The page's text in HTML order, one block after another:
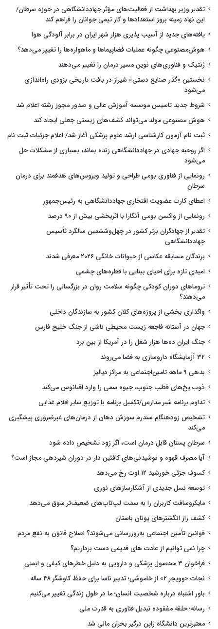
تقدیر وزیر بهداشت از فعالیت‌های مؤثر جهاددانشگاهی در حوزه سرطان/
این نهاد زمینه بروز استعدادها و کار تیمی جوانان را فراهم کند
یافته‌های جدید از آسیب پذیری هزار شهر ایران در برابر آلودگی هوا
هوش‌مصنوعی چگونه عملیات فضاپیماها و ماهواره‌ها را تغییر می‌دهد؟
ژنتیک و فناوری‌های نوین مسیر درمان را تغییر می‌دهند
نخستین «گذر صنایع دستی» شیراز در بافت تاریخی بزودی راه‌اندازی
می‌شود
شروط جدید تاسیس موسسه آموزش عالی و صدور مجوز رشته اعلام شد
هوش مصنوعی مولد می‌تواند کشف‌های زیستی جعلی ایجاد کند
ثبت نام آزمون کارشناسی ارشد علوم پزشکی آغاز شد/ اعلام جزئیات ثبت نام
اگر روحیه جهادی در جهاددانشگاهی زنده بماند، بسیاری از مشکلات حل
می‌شود
رونمایی از فناوری بومی طراحی و تولید ویروس‌های هدفمند برای درمان
سرطان
اعطای کارت عضویت افتخاری جهاددانشگاهی به رئیس‌جمهور
رونمایی از واکسن بومی آنگارا با اثربخشی بیش از ۹۰ درصد
تقدیر از جهادگران برتر کشور در چهل‌وششمین سالگرد تأسیس
جهاددانشگاهی
برندگان مسابقه عکاسی از حیوانات خانگی ۲۰۲۶ معرفی شدند
امیدی تازه برای احیای بینایی با قطره‌های چشمی
تروماهای دوران کودکی چگونه سلامت روان در بزرگسالی را تحت تأثیر قرار
می‌دهند؟
واگذاری بخشی از پروژه‌های کلان کشور به سازندگان داخلی
جهان در آستانه فاجعه زیست محیطی ناشی از جنگ خلیج فارس
جنگ ایران ده‌ها هزار شغل را در آمریکا از بین برد
۳۲ آزمایشگاه داروسازی به فضا می‌روند
بدهی ۹ ماهه تامین‌اجتماعی به مراکز دیالیز
ذوب یخ‌های قطب جنوب، جیوه سمی را وارد اقیانوس می‌کند
تداوم برنامه شیر مدارس/تکمیل برنامه با توزیع سایر اقلام غذایی
تشخیص زودهنگام سندرم سوزش دهان از درمان‌های غیرضروری پیشگیری
می‌کند
سرطان پستان قابل درمان است، اگر زود تشخیص داده شود
آیا مصرف قهوه و نوشیدنی‌های کافئین دار در دوران شیردهی مجاز است؟
کسوف جزئی خورشید ۱۲ اوت رخ می‌دهد
توسعه نسل جدیدی از آشکارسازهای نوری
مایکروسافت کاربران را به سمت لپ‌تاپ‌های ضعیف‌تر سوق می‌دهد
کشف راز انگشترهای یونان باستان
قوانین تأمین اجتماعی به‌روزرسانی می‌شوند؟ اصلاح قانون به نفع مردم
چرا نمی توانیم از عادت های قدیمی دست برداریم؟
فراخوان ۳ محصول پزشکی و دارویی به دلیل خطرهای کیفی و ایمنی
نجات «وویجر ۲» از خاموشی؛ تدبیر ناسا برای حفظ کاوشگر ۴۸ ساله
باور اشتباه درباره شخصیت انسان؛ ما در طول زندگی تغییر می‌کنیم
رسانه؛ حلقه مفقوده تبدیل فناوری به قدرت ملی
معتبرترین دانشگاه ژاپن درگیر بحران مالی شد